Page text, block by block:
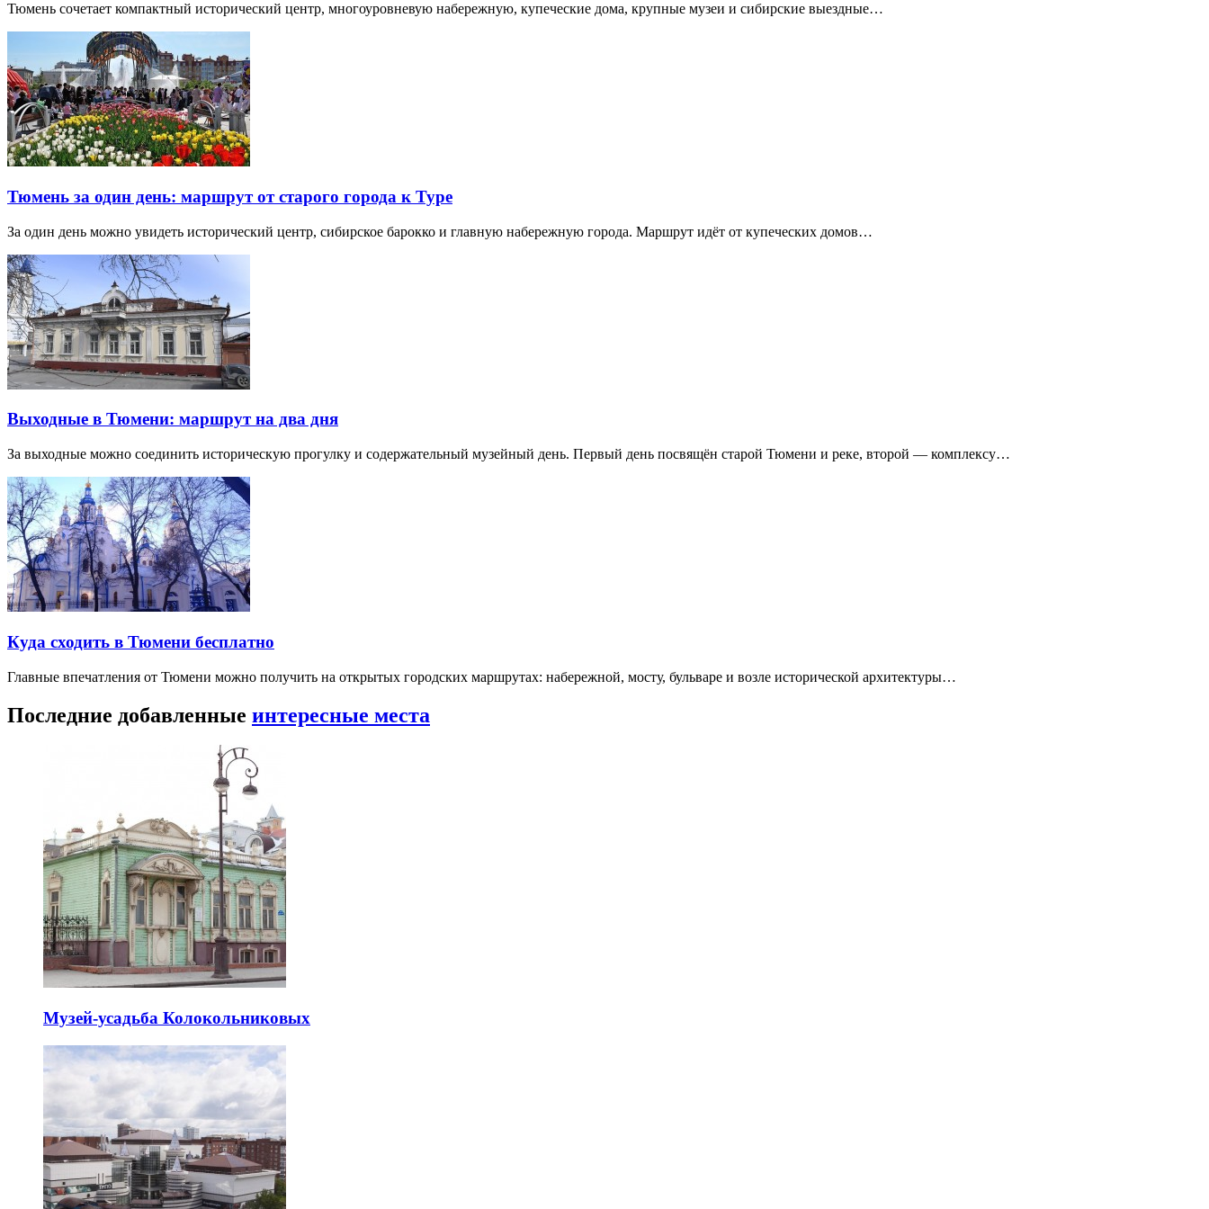
Тюмень сочетает компактный исторический центр, многоуровневую набережную, купеческие дома, крупные музеи и сибирские выездные…
Тюмень за один день: маршрут от старого города к Туре
За один день можно увидеть исторический центр, сибирское барокко и главную набережную города. Маршрут идёт от купеческих домов…
Выходные в Тюмени: маршрут на два дня
За выходные можно соединить историческую прогулку и содержательный музейный день. Первый день посвящён старой Тюмени и реке, второй — комплексу…
Куда сходить в Тюмени бесплатно
Главные впечатления от Тюмени можно получить на открытых городских маршрутах: набережной, мосту, бульваре и возле исторической архитектуры…
Последние добавленные интересные места
Музей-усадьба Колокольниковых